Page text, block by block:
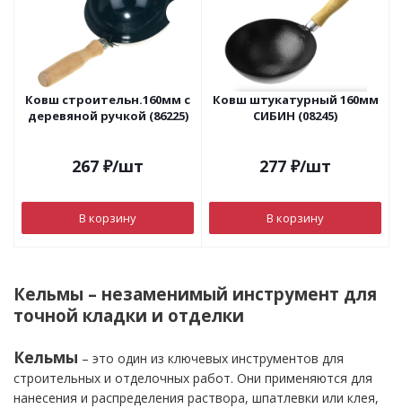
Ковш строительн.160мм с
деревяной ручкой (86225)
267 ₽/шт
В корзину
Ковш штукатурный 160мм
СИБИН (08245)
277 ₽/шт
В корзину
Кельмы – незаменимый инструмент для
точной кладки и отделки
Кельмы – это один из ключевых инструментов для
строительных и отделочных работ. Они применяются для
нанесения и распределения раствора, шпатлевки или клея,